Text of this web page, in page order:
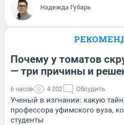
Надежда Губарь
Почему у томатов
— три причины и
6 часов 4 202 Обсудить
Ученый в изгнании: какую
профессора уфимского вуза,
студенты